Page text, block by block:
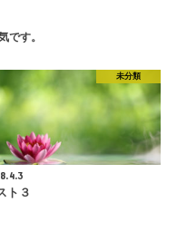
です。
未分類
ト３